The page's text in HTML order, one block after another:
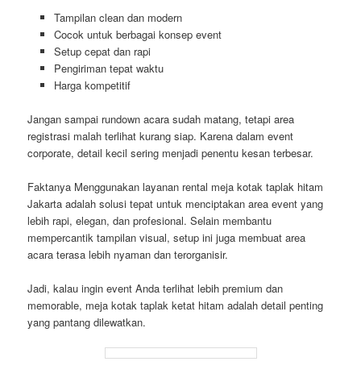
Tampilan clean dan modern
Cocok untuk berbagai konsep event
Setup cepat dan rapi
Pengiriman tepat waktu
Harga kompetitif
Jangan sampai rundown acara sudah matang, tetapi area
registrasi malah terlihat kurang siap. Karena dalam event
corporate, detail kecil sering menjadi penentu kesan terbesar.
Faktanya Menggunakan layanan rental meja kotak taplak hitam
Jakarta adalah solusi tepat untuk menciptakan area event yang
lebih rapi, elegan, dan profesional. Selain membantu
mempercantik tampilan visual, setup ini juga membuat area
acara terasa lebih nyaman dan terorganisir.
Jadi, kalau ingin event Anda terlihat lebih premium dan
memorable, meja kotak taplak ketat hitam adalah detail penting
yang pantang dilewatkan.